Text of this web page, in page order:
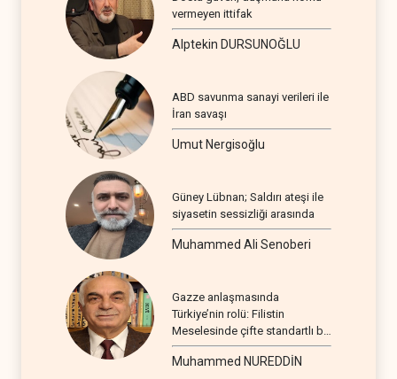
vermeyen ittifak
Alptekin DURSUNOĞLU
ABD savunma sanayi verileri ile
İran savaşı
Umut Nergisoğlu
Güney Lübnan; Saldırı ateşi ile
siyasetin sessizliği arasında
Muhammed Ali Senoberi
Gazze anlaşmasında
Türkiye’nin rolü: Filistin
Meselesinde çifte standartlı bir
seyir
Muhammed NUREDDİN